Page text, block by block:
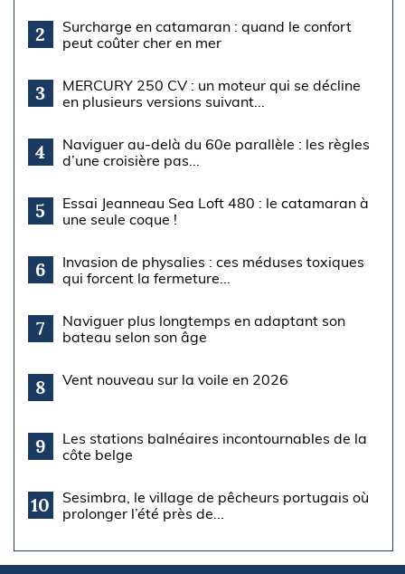
2
Surcharge en catamaran : quand le confort
peut coûter cher en mer
3
MERCURY 250 CV : un moteur qui se décline
en plusieurs versions suivant...
4
Naviguer au-delà du 60e parallèle : les règles
d’une croisière pas...
5
Essai Jeanneau Sea Loft 480 : le catamaran à
une seule coque !
6
Invasion de physalies : ces méduses toxiques
qui forcent la fermeture...
7
Naviguer plus longtemps en adaptant son
bateau selon son âge
8 Vent nouveau sur la voile en 2026
9
Les stations balnéaires incontournables de la
côte belge
10
Sesimbra, le village de pêcheurs portugais où
prolonger l’été près de...